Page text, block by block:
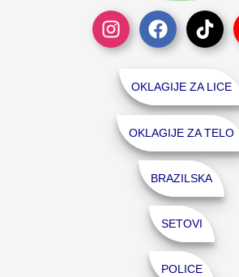
OKLAGIJE ZA LICE
OKLAGIJE ZA TELO
BRAZILSKA
SETOVI
POLICE